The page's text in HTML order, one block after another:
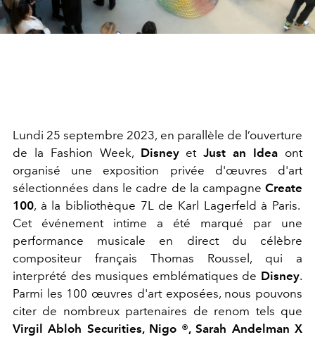
Lundi 25 septembre 2023, en parallèle de l’ouverture
de la Fashion Week, DisneyetJust an Idea ont
organisé une exposition privée d'œuvres d'art
sélectionnées dans le cadre de la campagne Create
100, à la bibliothèque 7L de Karl Lagerfeld à Paris.
Cet événement intime a été marqué par une
performance musicale en direct du célèbre
compositeur français Thomas Roussel, qui a
interprété des musiques emblématiques de Disney.
Parmi les 100 œuvres d'art exposées, nous pouvons
citer de nombreux partenaires de renom tels que
Virgil Abloh Securities, Nigo ®, Sarah Andelman X